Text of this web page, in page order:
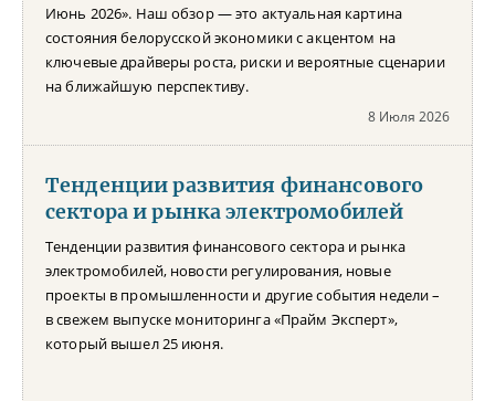
Июнь 2026». Наш обзор — это актуальная картина
состояния белорусской экономики с акцентом на
ключевые драйверы роста, риски и вероятные сценарии
на ближайшую перспективу.
8 Июля 2026
Тенденции развития финансового
сектора и рынка электромобилей
Тенденции развития финансового сектора и рынка
электромобилей, новости регулирования, новые
проекты в промышленности и другие события недели –
в свежем выпуске мониторинга «Прайм Эксперт»,
который вышел 25 июня.